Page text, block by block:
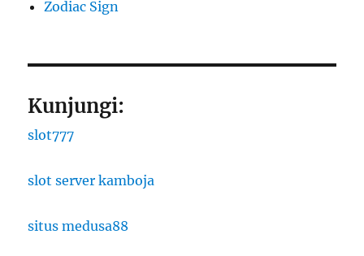
Zodiac Sign
Kunjungi:
slot777
slot server kamboja
situs medusa88